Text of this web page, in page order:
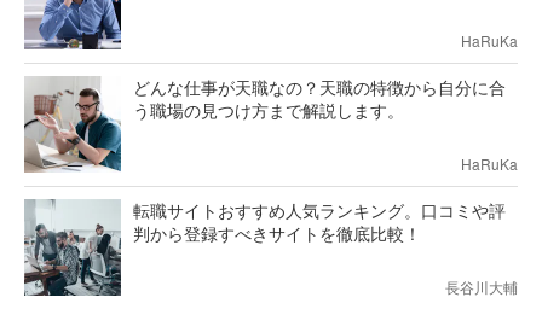
HaRuKa
どんな仕事が天職なの？天職の特徴から自分に合
う職場の見つけ方まで解説します。
HaRuKa
転職サイトおすすめ人気ランキング。口コミや評
判から登録すべきサイトを徹底比較！
長谷川大輔